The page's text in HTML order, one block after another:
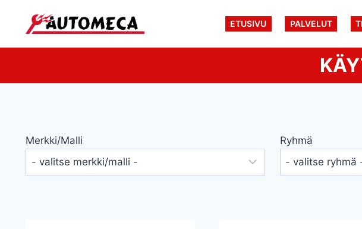
sisältöön
ETUSIVU PALVELUT
Merkki/malli Ryhmä